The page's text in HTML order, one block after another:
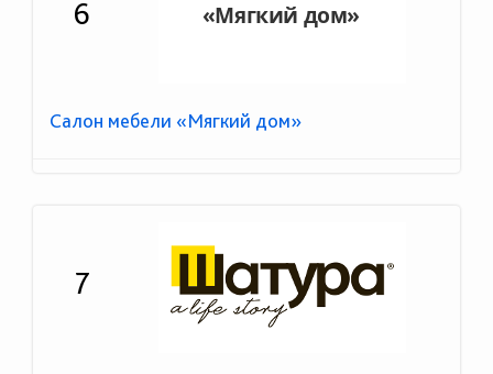
6
Салон мебели «Мягкий дом»
7